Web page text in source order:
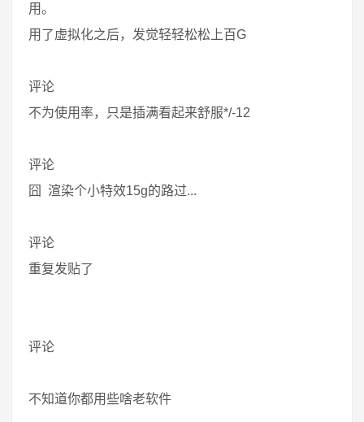
用。
用了虚拟化之后，发觉轻轻松松上百G
评论
不为使用率，只是插满看起来舒服*/-12
评论
囧 渲染个小特效15g的路过...
评论
重复发贴了
评论
不知道你都用些啥老软件